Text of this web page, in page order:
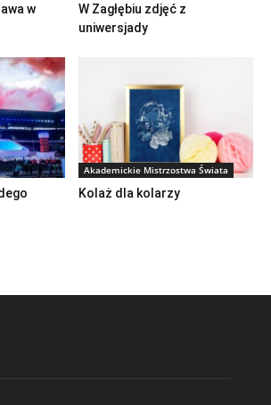
w
W Zagłębiu zdjęć z
uniwersjady
Akademickie Mistrzostwa Świata
Kolaż dla kolarzy